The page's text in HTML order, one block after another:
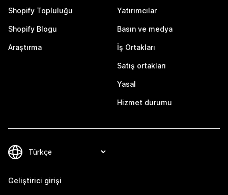
Shopify Topluluğu
Shopify Blogu
Araştırma
Yatırımcılar
Basın ve medya
İş Ortakları
Satış ortakları
Yasal
Hizmet durumu
Geliştirici girişi